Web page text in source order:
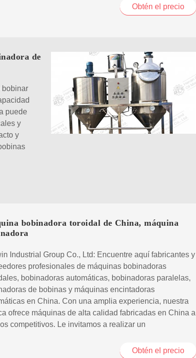
Obtén el precio
de
bobinar
puede
y
y
bobinadora toroidal de China, máquina
Industrial Group Co., Ltd: Encuentre aquí fabricantes y
profesionales de máquinas bobinadoras
bobinadoras automáticas, bobinadoras paralelas,
de bobinas y máquinas encintadoras
en China. Con una amplia experiencia, nuestra
ofrece máquinas de alta calidad fabricadas en China a
competitivos. Le invitamos a realizar un
Obtén el precio